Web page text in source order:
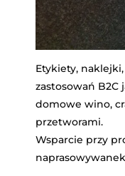
Etykiety,
zastosowań
domowe wino,
przetworami.
Wsparcie przy